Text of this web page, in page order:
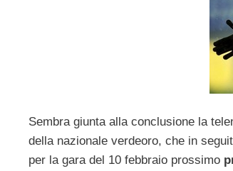
Sembra giunta alla conclusione la
della nazionale verdeoro, che in
per la gara del 10 febbraio prossimo